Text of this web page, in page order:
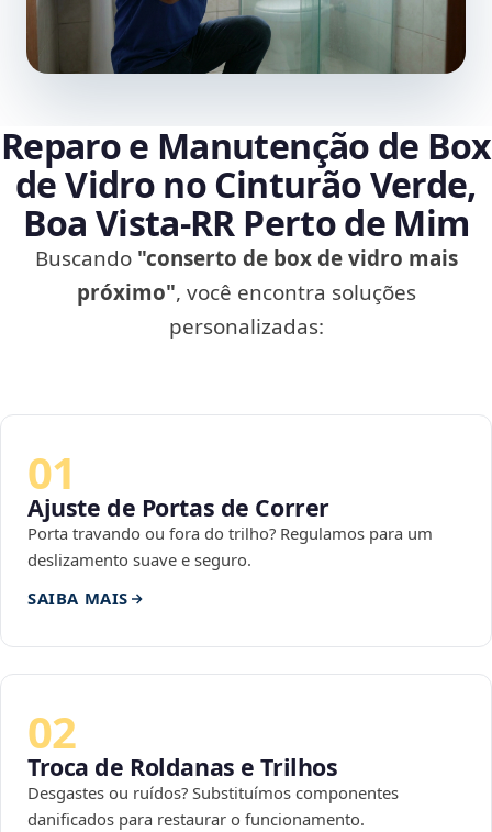
Reparo e Manutenção de Box
de Vidro no Cinturão Verde,
Boa Vista‑RR Perto de Mim
Buscando "conserto de box de vidro mais
próximo", você encontra soluções
personalizadas:
01
Ajuste de Portas de Correr
Porta travando ou fora do trilho? Regulamos para um
deslizamento suave e seguro.
SAIBA MAIS
02
Troca de Roldanas e Trilhos
Desgastes ou ruídos? Substituímos componentes
danificados para restaurar o funcionamento.